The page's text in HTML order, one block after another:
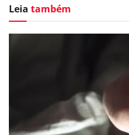
Leia também